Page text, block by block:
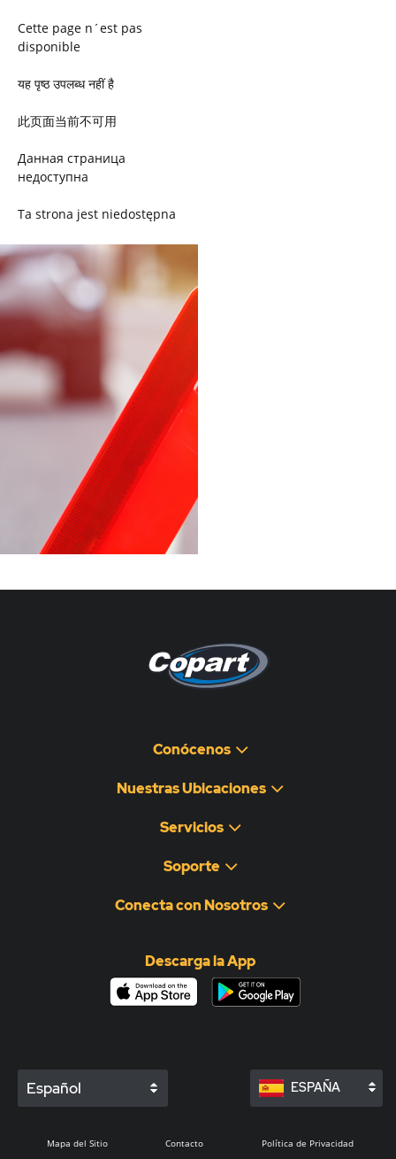
Cette page n´est pas
disponible
यह पृष्ठ उपलब्ध नहीं है
此页面当前不可用
Данная страница
недоступна
Ta strona jest niedostępna
Trang này không có
Esta página não está
disponível
このページは現在利用できま
せん
Pagina non disponibile
هذه الصفحة غير متوفرة
Conócenos
Nuestras Ubicaciones
Servicios
Soporte
Conecta con Nosotros
Descarga la App
Español ESPAÑA
Mapa del Sitio Contacto Política de Privacidad